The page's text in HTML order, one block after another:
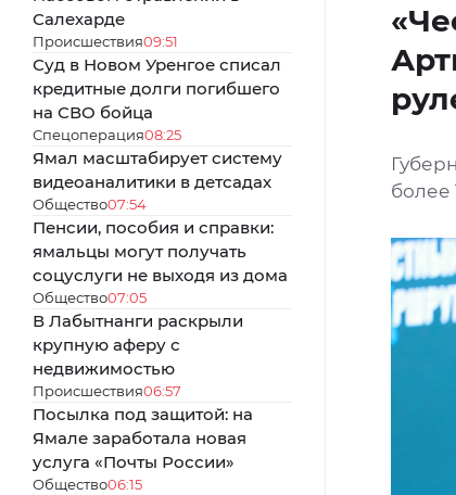
Салехарде
Происшествия09:51
Суд в Новом Уренгое списал
кредитные долги погибшего
на СВО бойца
Спецоперация08:25
Ямал масштабирует систему
видеоаналитики в детсадах
Общество07:54
Пенсии, пособия и справки:
ямальцы могут получать
соцуслуги не выходя из дома
Общество07:05
В Лабытнанги раскрыли
крупную аферу с
недвижимостью
Происшествия06:57
Посылка под защитой: на
Ямале заработала новая
услуга «Почты России»
Общество06:15
более